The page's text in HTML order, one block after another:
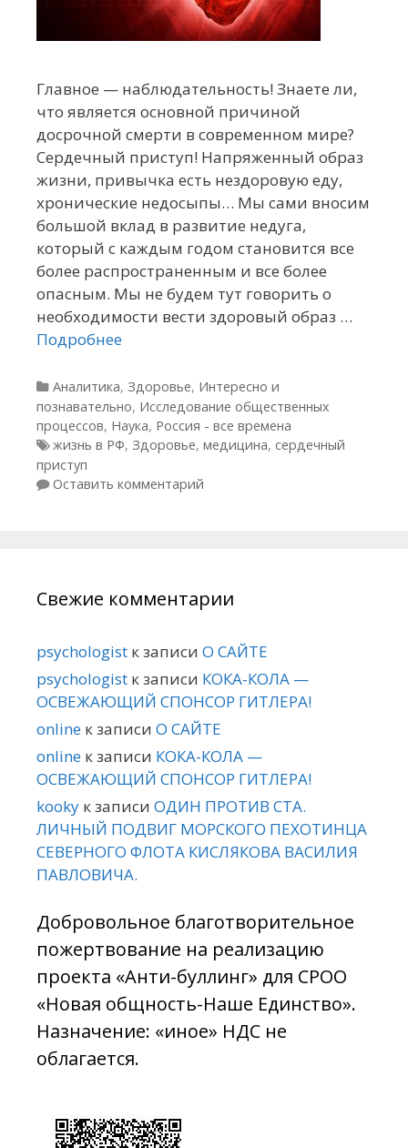
Главное — наблюдательность! Знаете ли,
что является основной причиной
досрочной смерти в современном мире?
Сердечный приступ! Напряженный образ
жизни, привычка есть нездоровую еду,
хронические недосыпы… Мы сами вносим
большой вклад в развитие недуга,
который с каждым годом становится все
более распространенным и все более
опасным. Мы не будем тут говорить о
необходимости вести здоровый образ …
Подробнее
Рубрики
Аналитика, Здоровье, Интересно и
познавательно, Исследование общественных
процессов, Наука, Россия - все времена
Метки
жизнь в РФ, Здоровье, медицина, сердечный
приступ
Оставить комментарий
Свежие комментарии
psychologist к записи О САЙТЕ
psychologist к записи КОКА-КОЛА —
ОСВЕЖАЮЩИЙ СПОНСОР ГИТЛЕРА!
online к записи О САЙТЕ
online к записи КОКА-КОЛА —
ОСВЕЖАЮЩИЙ СПОНСОР ГИТЛЕРА!
kooky к записи ОДИН ПРОТИВ СТА.
ЛИЧНЫЙ ПОДВИГ МОРСКОГО ПЕХОТИНЦА
СЕВЕРНОГО ФЛОТА КИСЛЯКОВА ВАСИЛИЯ
ПАВЛОВИЧА.
Добровольное благотворительное
пожертвование на реализацию
проекта «Анти-буллинг» для СРОО
«Новая общность-Наше Единство».
Назначение: «иное» НДС не
облагается.